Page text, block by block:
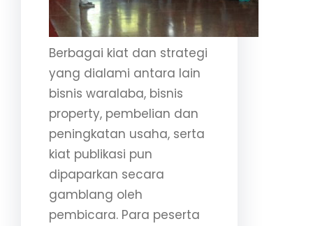
Berbagai kiat dan strategi
yang dialami antara lain
bisnis waralaba, bisnis
property, pembelian dan
peningkatan usaha, serta
kiat publikasi pun
dipaparkan secara
gamblang oleh
pembicara. Para peserta